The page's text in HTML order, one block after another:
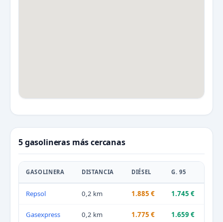
5 gasolineras más cercanas
GASOLINERA DISTANCIA DIÉSEL G. 95
Repsol 0,2 km 1.885 € 1.745 €
Gasexpress 0,2 km 1.775 € 1.659 €